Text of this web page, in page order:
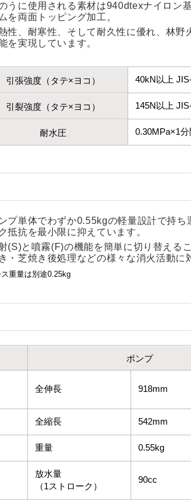
うに使用される素材は940dtexナイロン
を両面トッピング加工。
性、耐寒性、そして耐久性に優れ、林野
を実現しています。
引張強度 （タテ×ヨコ） 40kN以上
引裂強度 （タテ×ヨコ） 145N以上
耐水圧 0.30MPa×1
プ単体でわずか0.55kgの軽量設計で持ち
抵抗を最小限に抑えています。
(S)と噴霧(F)の機能を簡単に切り替える
・芝焼き後処理などの様々な消火活動に
重量は別途0.25kg
ポンプ
全伸長 918mm
全縮長 542mm
重量 0.55kg
放水量
（1ストローク）
90cc